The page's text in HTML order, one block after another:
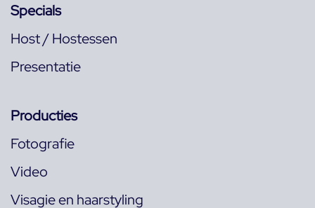
Specials
Host / Hostessen
Presentatie
Producties
Fotografie
Video
Visagie en haarstyling